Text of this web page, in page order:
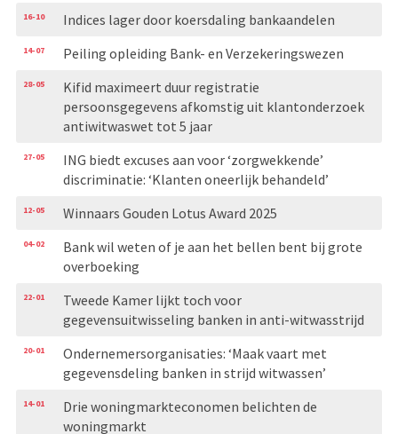
16-10 Indices lager door koersdaling bankaandelen
14-07 Peiling opleiding Bank- en Verzekeringswezen
28-05
Kifid maximeert duur registratie
persoonsgegevens afkomstig uit klantonderzoek
antiwitwaswet tot 5 jaar
27-05
ING biedt excuses aan voor ‘zorgwekkende’
discriminatie: ‘Klanten oneerlijk behandeld’
12-05 Winnaars Gouden Lotus Award 2025
04-02
Bank wil weten of je aan het bellen bent bij grote
overboeking
22-01
Tweede Kamer lijkt toch voor
gegevensuitwisseling banken in anti-witwasstrijd
20-01
Ondernemersorganisaties: ‘Maak vaart met
gegevensdeling banken in strijd witwassen’
14-01
Drie woningmarkteconomen belichten de
woningmarkt